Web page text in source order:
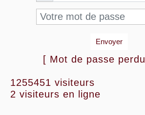
Envoyer
[ Mot de passe
1255451 visiteurs
2 visiteurs en ligne